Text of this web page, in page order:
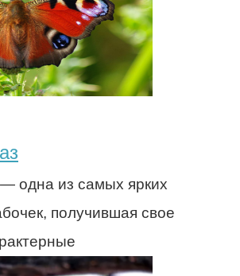
одна из самых ярких
получившая свое